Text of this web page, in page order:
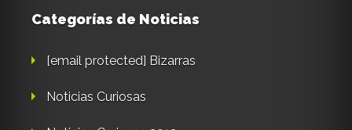
Categorías de Noticias
[email protected] Bizarras
Noticias Curiosas